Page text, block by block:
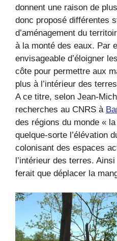
donnent une raison de
donc proposé différentes
d’aménagement du
à la monté des eaux. Par
envisageable d’éloigner
côte pour permettre aux
plus à l’intérieur des
A ce titre, selon Jean-
recherches au CNRS à
des régions du monde «
quelque-sorte l’élévation
colonisant des espaces
l’intérieur des terres.
ferait que déplacer la